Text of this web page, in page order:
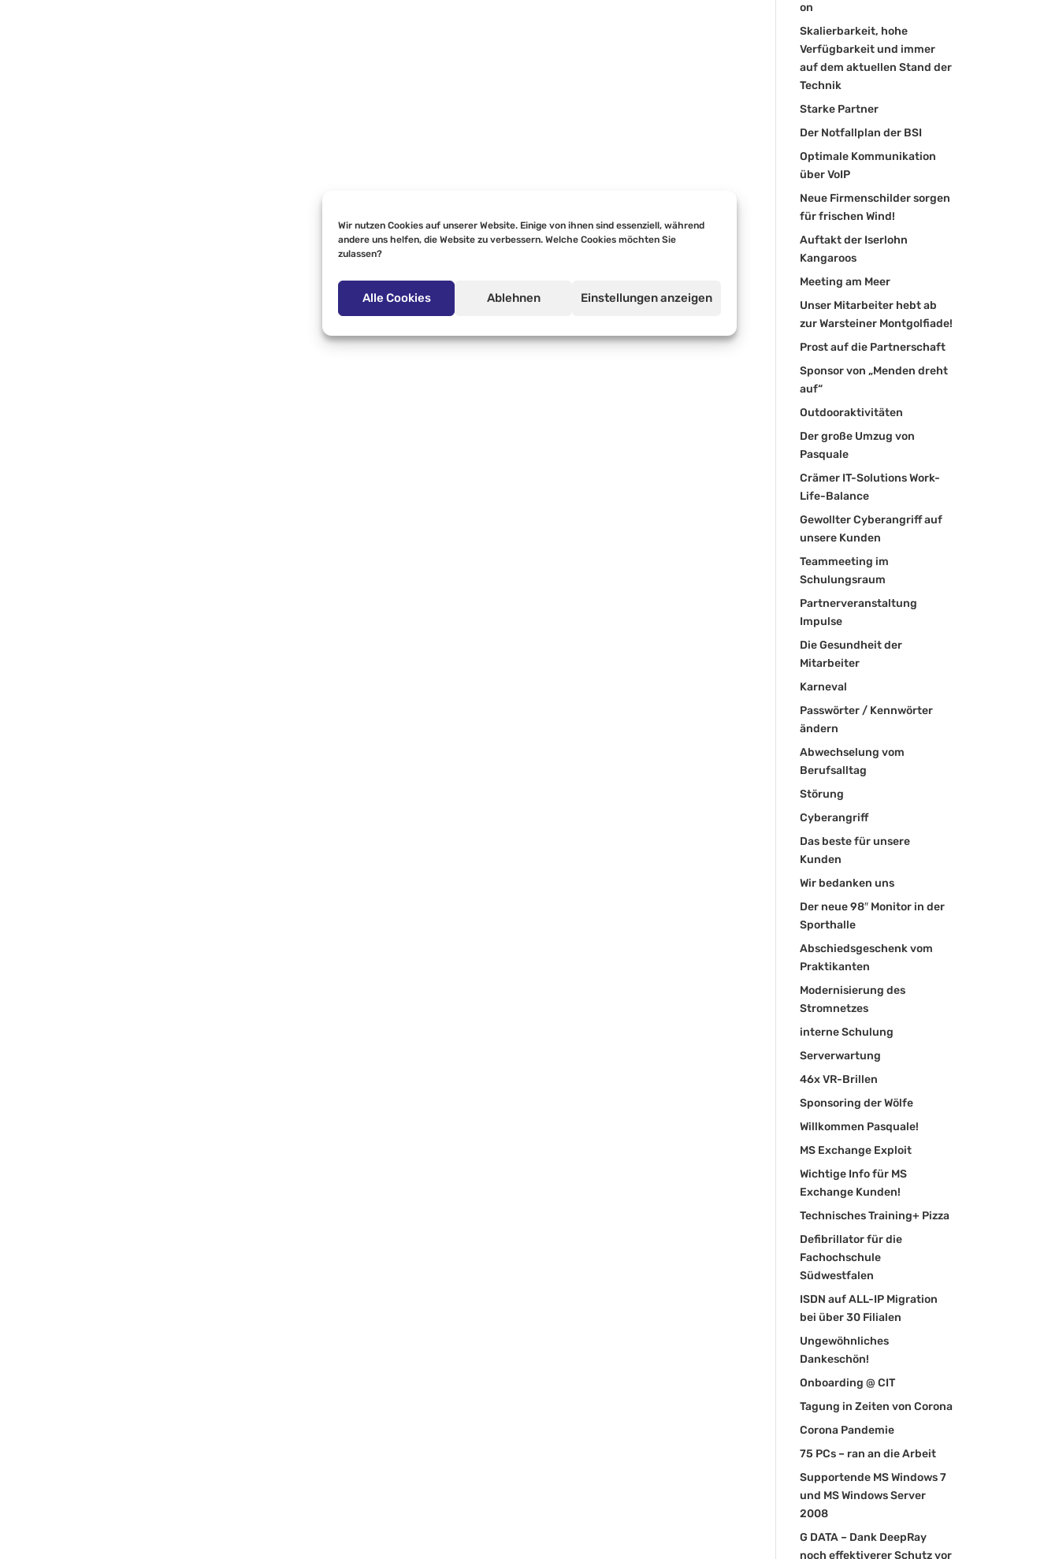
Wir nutzen Cookies auf unserer Website. Einige von ihnen sind essenziell, während
andere uns helfen, die Website zu verbessern. Welche Cookies möchten Sie
zulassen?
Alle Cookies Ablehnen Einstellungen anzeigen
on
Skalierbarkeit, hohe
Verfügbarkeit und immer
auf dem aktuellen Stand der
Technik
Starke Partner
Der Notfallplan der BSI
Optimale Kommunikation
über VoIP
Neue Firmenschilder sorgen
für frischen Wind!
Auftakt der Iserlohn
Kangaroos
Meeting am Meer
Unser Mitarbeiter hebt ab
zur Warsteiner Montgolfiade!
Prost auf die Partnerschaft
Sponsor von „Menden dreht
auf“
Outdooraktivitäten
Der große Umzug von
Pasquale
Crämer IT-Solutions Work-
Life-Balance
Gewollter Cyberangriff auf
unsere Kunden
Teammeeting im
Schulungsraum
Partnerveranstaltung
Impulse
Die Gesundheit der
Mitarbeiter
Karneval
Passwörter / Kennwörter
ändern
Abwechselung vom
Berufsalltag
Störung
Cyberangriff
Das beste für unsere
Kunden
Wir bedanken uns
Der neue 98″ Monitor in der
Sporthalle
Abschiedsgeschenk vom
Praktikanten
Modernisierung des
Stromnetzes
interne Schulung
Serverwartung
46x VR-Brillen
Sponsoring der Wölfe
Willkommen Pasquale!
MS Exchange Exploit
Wichtige Info für MS
Exchange Kunden!
Technisches Training+ Pizza
Defibrillator für die
Fachochschule
Südwestfalen
ISDN auf ALL-IP Migration
bei über 30 Filialen
Ungewöhnliches
Dankeschön!
Onboarding @ CIT
Tagung in Zeiten von Corona
Corona Pandemie
75 PCs – ran an die Arbeit
Supportende MS Windows 7
und MS Windows Server
2008
G DATA – Dank DeepRay
noch effektiverer Schutz vor